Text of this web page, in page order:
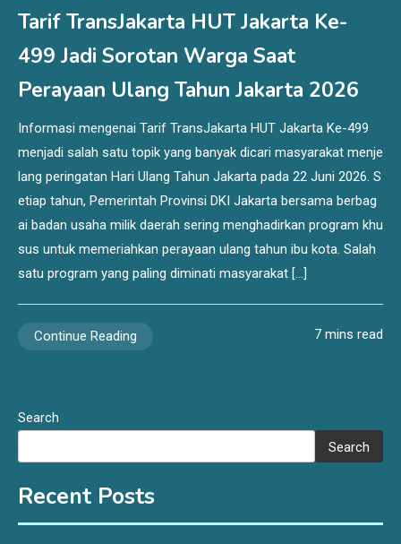
Tarif TransJakarta HUT Jakarta Ke-
499 Jadi Sorotan Warga Saat
Perayaan Ulang Tahun Jakarta 2026
Informasi mengenai Tarif TransJakarta HUT Jakarta Ke-499
menjadi salah satu topik yang banyak dicari masyarakat menje
lang peringatan Hari Ulang Tahun Jakarta pada 22 Juni 2026. S
etiap tahun, Pemerintah Provinsi DKI Jakarta bersama berbag
ai badan usaha milik daerah sering menghadirkan program khu
sus untuk memeriahkan perayaan ulang tahun ibu kota. Salah
satu program yang paling diminati masyarakat […]
Continue Reading 7 mins read
Search
Search
Recent Posts